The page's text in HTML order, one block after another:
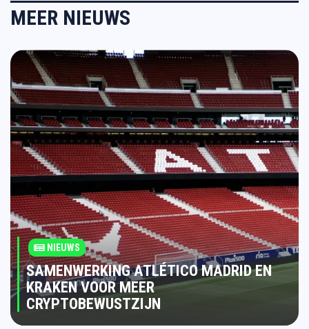
MEER NIEUWS
NIEUWS
SAMENWERKING ATLÉTICO MADRID EN
KRAKEN VOOR MEER
CRYPTOBEWUSTZIJN